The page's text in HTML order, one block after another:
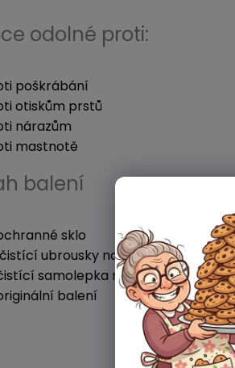
odolné proti:
poškrábání
otiskům prstů
nárazům
mastnotě
balení
sklo
ubrousky na displej
samolepka na prach
balení